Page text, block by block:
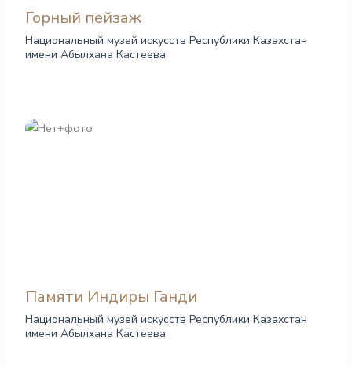
Горный пейзаж
Национальный музей искусств Республики Казахстан
имени Абылхана Кастеева
Памяти Индиры Ганди
Национальный музей искусств Республики Казахстан
имени Абылхана Кастеева